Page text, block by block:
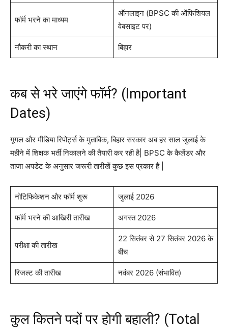
फॉर्म भरने का माध्यम
ऑनलाइन (BPSC की ऑफिशियल
वेबसाइट पर)
नौकरी का स्थान बिहार
कब से भरे जाएंगे फॉर्म? (Important
Dates)
गूगल और मीडिया रिपोर्ट्स के मुताबिक, बिहार सरकार अब हर साल जुलाई के
महीने में शिक्षक भर्ती निकालने की तैयारी कर रही है| BPSC के कैलेंडर और
ताजा अपडेट के अनुसार जरूरी तारीखें कुछ इस प्रकार हैं |
नोटिफिकेशन और फॉर्म शुरू जुलाई 2026
फॉर्म भरने की आखिरी तारीख अगस्त 2026
परीक्षा की तारीख
22 सितंबर से 27 सितंबर 2026 के
बीच
रिजल्ट की तारीख नवंबर 2026 (संभावित)
कुल कितने पदों पर होगी बहाली? (Total